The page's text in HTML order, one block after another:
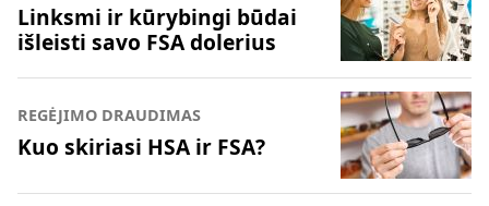
Linksmi ir kūrybingi būdai
išleisti savo FSA dolerius
REGĖJIMO DRAUDIMAS
Kuo skiriasi HSA ir FSA?